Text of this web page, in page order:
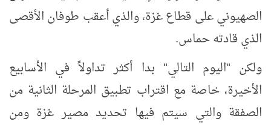
الصهيوني على قطاع غزة، والذي أعقب طوفان الأقصى
الذي قادته حماس.
ولكن "اليوم التالي" بدا أكثر تداولاً في الأسابيع
الأخيرة، خاصة مع اقتراب تطبيق المرحلة الثانية من
الصفقة والتي سيتم فيها تحديد مصير غزة ومن